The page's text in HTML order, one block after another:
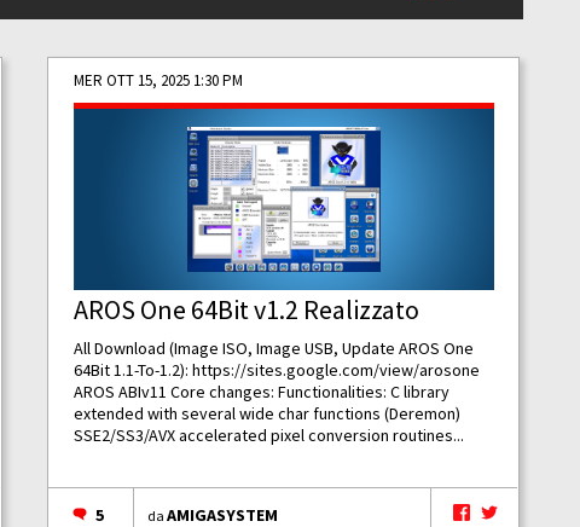
MER OTT 15, 2025 1:30 PM
AROS One 64Bit v1.2 Realizzato
All Download (Image ISO, Image USB, Update AROS One
64Bit 1.1-To-1.2): https://sites.google.com/view/arosone
AROS ABIv11 Core changes: Functionalities: C library
extended with several wide char functions (Deremon)
SSE2/SS3/AVX accelerated pixel conversion routines...
5 daAMIGASYSTEM